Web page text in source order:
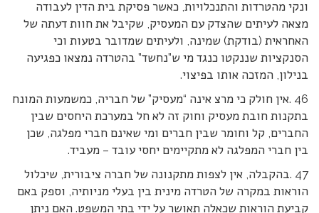
ונקי מהטרדות והתנכלויות, כאשר פסיקת בית הדין לעבודה
מצאה לעיתים שהצדק עם המעסיק, שקיבל את חוות דעתה של
האחראית (בודקת) שמינה, ולעיתים שמדובר בטעות וכי
הסנקציות שננקטו כנגד מי ש”נחשד” בהטרדה נמצאו כפגיעה
בנילון, המזכה אותו בפיצוי.
46 .אין חולק כי מרצ אינה “מעסיק” של חבריה, כמשמעות המונח
בתקנות חובת מעסיק וחוק זה לא חל במערכת היחסים שבין
החברים, קל וחומר שבין חברים ומי שאינם חברי מפלגה, שכן
בין חברי המפלגה לא מתקיימים יחסי עובד – מעביד.
47 .בהקבלה, אין לצפות מתקנונה של חברה ציבורית, שיכלול
הוראות במקרה של הטרדה מינית בין בעלי מניותיה, וספק באם
קביעת הוראות שכאלה תאושר על ידי בתי המשפט. האם ניתן